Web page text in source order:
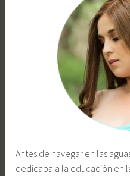
Antes de navegar en las
dedicaba a la educación en